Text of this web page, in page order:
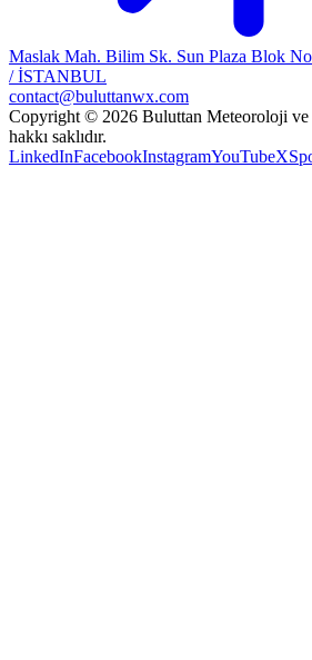
Maslak Mah. Bilim Sk. Sun Plaza Blok
/ İSTANBUL
contact@buluttanwx.com
Copyright © 2026 Buluttan Meteoroloji
hakkı saklıdır.
LinkedInFacebookInstagramYouTubeX